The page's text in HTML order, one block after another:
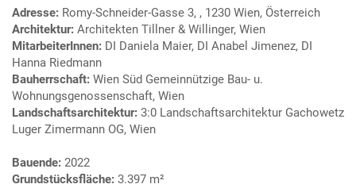
Adresse: Romy-Schneider-Gasse 3, , 1230 Wien, Österreich
Architektur: Architekten Tillner & Willinger, Wien
MitarbeiterInnen: DI Daniela Maier, DI Anabel Jimenez, DI
Hanna Riedmann
Bauherrschaft: Wien Süd Gemeinnützige Bau- u.
Wohnungsgenossenschaft, Wien
Landschaftsarchitektur: 3:0 Landschaftsarchitektur Gachowetz
Luger Zimermann OG, Wien
Bauende: 2022
Grundstücksfläche: 3.397 m²